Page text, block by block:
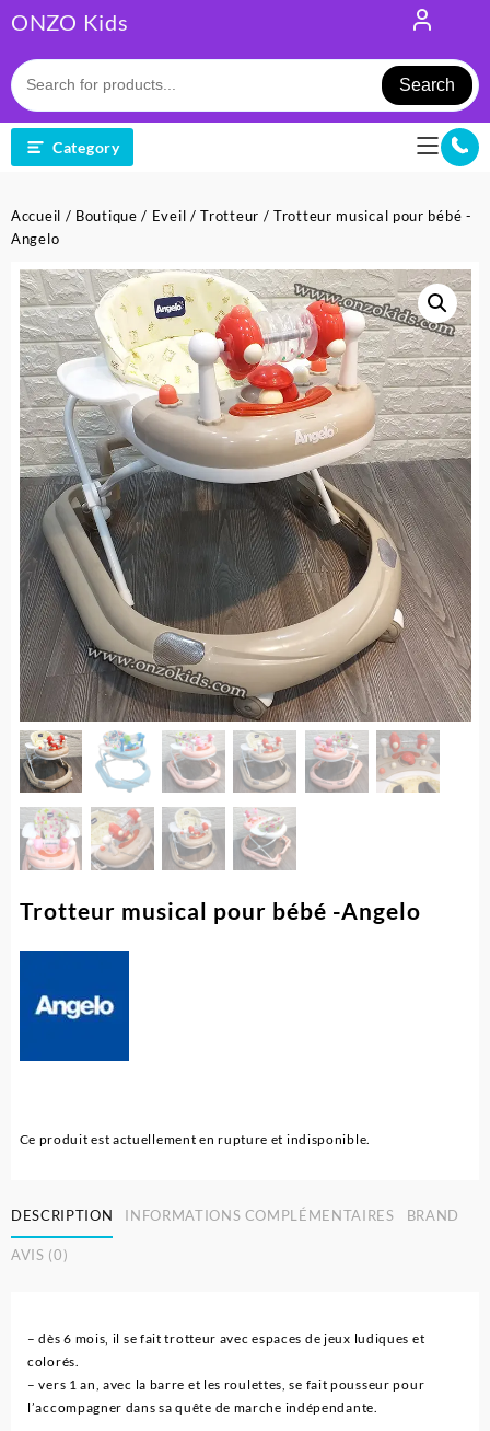
to
content
ONZO Kids
Search
Category
Accueil / Boutique / Eveil /Trotteur / Trotteur musical pour bébé -
Angelo
Trotteur musical pour bébé -Angelo
Ce produit est actuellement en rupture et indisponible.
DESCRIPTION INFORMATIONS COMPLÉMENTAIRES BRAND
AVIS (0)
– dès 6 mois, il se fait trotteur avec espaces de jeux ludiques et
colorés.
– vers 1 an, avec la barre et les roulettes, se fait pousseur pour
l’accompagner dans sa quête de marche indépendante.